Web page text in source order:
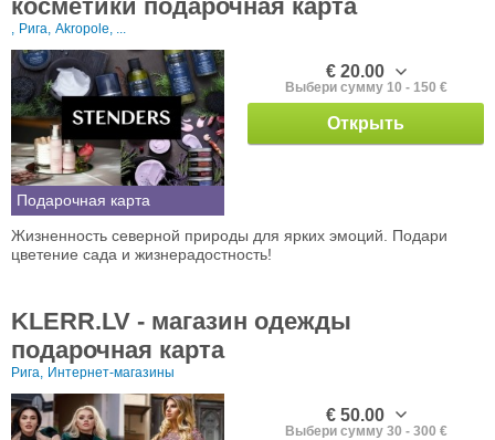
косметики подарочная карта
, Рига, Akropole, ...
Подарочная карта
€ 20.00
Выбери сумму 10 - 150 €
Открыть
Жизненность северной природы для ярких эмоций. Подари
цветение сада и жизнерадостность!
KLERR.LV - магазин одежды
подарочная карта
Рига, Интернет-магазины
€ 50.00
Выбери сумму 30 - 300 €